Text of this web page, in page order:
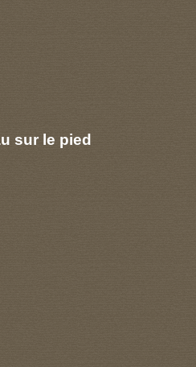
sur le pied